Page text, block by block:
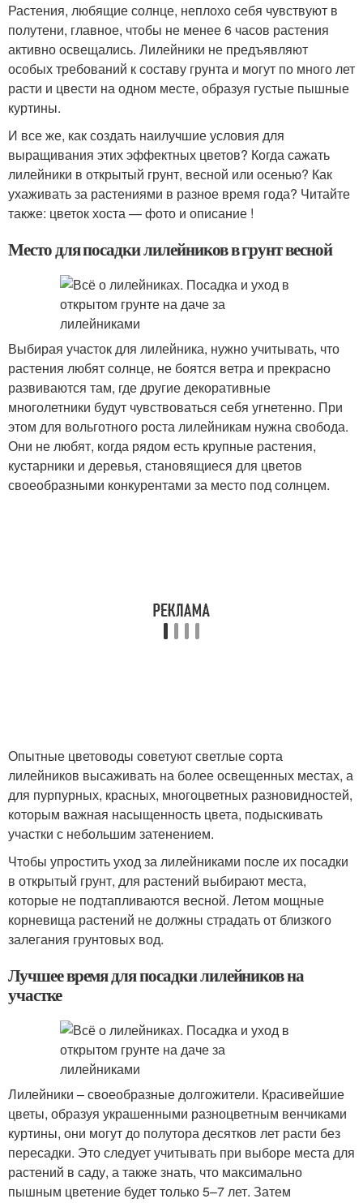
Растения, любящие солнце, неплохо себя чувствуют в
полутени, главное, чтобы не менее 6 часов растения
активно освещались. Лилейники не предъявляют
особых требований к составу грунта и могут по много лет
расти и цвести на одном месте, образуя густые пышные
куртины.
И все же, как создать наилучшие условия для
выращивания этих эффектных цветов? Когда сажать
лилейники в открытый грунт, весной или осенью? Как
ухаживать за растениями в разное время года? Читайте
также: цветок хоста — фото и описание !
Место для посадки лилейников в грунт весной
Выбирая участок для лилейника, нужно учитывать, что
растения любят солнце, не боятся ветра и прекрасно
развиваются там, где другие декоративные
многолетники будут чувствоваться себя угнетенно. При
этом для вольготного роста лилейникам нужна свобода.
Они не любят, когда рядом есть крупные растения,
кустарники и деревья, становящиеся для цветов
своеобразными конкурентами за место под солнцем.
Опытные цветоводы советуют светлые сорта
лилейников высаживать на более освещенных местах, а
для пурпурных, красных, многоцветных разновидностей,
которым важная насыщенность цвета, подыскивать
участки с небольшим затенением.
Чтобы упростить уход за лилейниками после их посадки
в открытый грунт, для растений выбирают места,
которые не подтапливаются весной. Летом мощные
корневища растений не должны страдать от близкого
залегания грунтовых вод.
Лучшее время для посадки лилейников на
участке
Лилейники – своеобразные долгожители. Красивейшие
цветы, образуя украшенными разноцветным венчиками
куртины, они могут до полутора десятков лет расти без
пересадки. Это следует учитывать при выборе места для
растений в саду, а также знать, что максимально
пышным цветение будет только 5–7 лет. Затем